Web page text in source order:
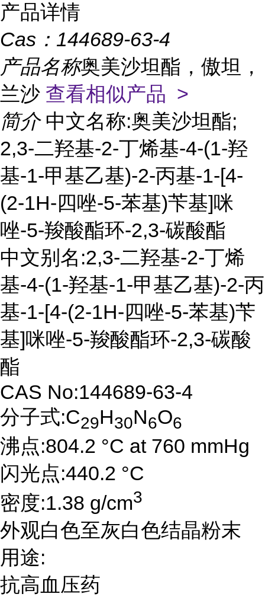
产品详情
Cas： 144689-63-4
产品名称奥美沙坦酯，傲坦，
兰沙 查看相似产品 >
简介 中文名称:奥美沙坦酯;
2,3-二羟基-2-丁烯基-4-(1-羟
基-1-甲基乙基)-2-丙基-1-[4-
(2-1H-四唑-5-苯基)苄基]咪
唑-5-羧酸酯环-2,3-碳酸酯
中文别名:2,3-二羟基-2-丁烯
基-4-(1-羟基-1-甲基乙基)-2-丙
基-1-[4-(2-1H-四唑-5-苯基)苄
基]咪唑-5-羧酸酯环-2,3-碳酸
酯
CAS No:144689-63-4
分子式:C29H30N6O6
沸点:804.2 °C at 760 mmHg
闪光点:440.2 °C
密度:1.38 g/cm3
外观白色至灰白色结晶粉末
用途:
抗高血压药